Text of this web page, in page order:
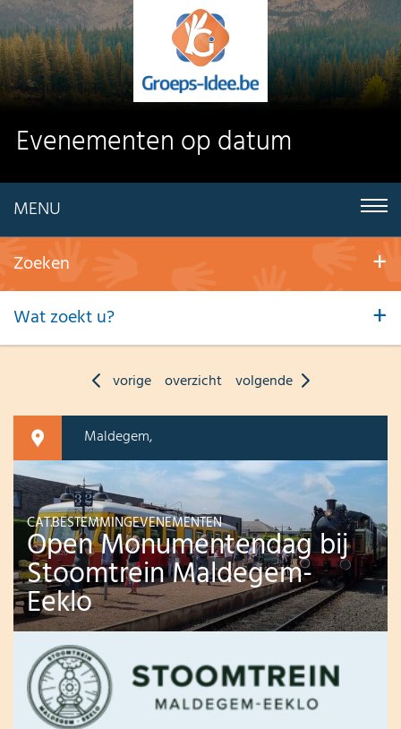
Evenementen op datum
MENU
Zoeken
Wat zoekt u?
vorige overzicht volgende
Maldegem,
CAT.BESTEMMINGEVENEMENTEN
Open Monumentendag bij
Stoomtrein Maldegem-
Eeklo